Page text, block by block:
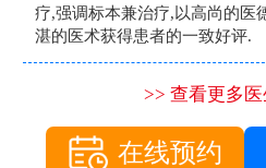
疗,强调标本兼治疗,以高尚的医
湛的医术获得患者的一致好评.
>> 查看更多
在线预约